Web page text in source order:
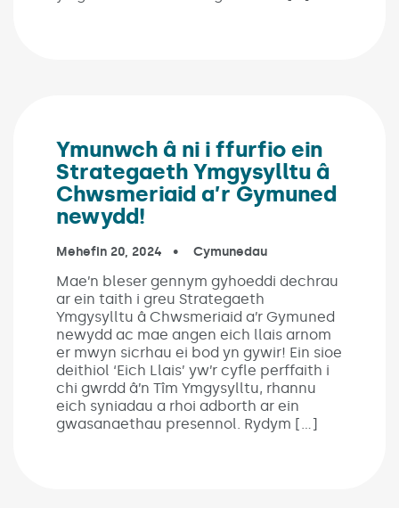
Ymunwch â ni i ffurfio ein
Strategaeth Ymgysylltu â
Chwsmeriaid a’r Gymuned
newydd!
Published on:
Mehefin 20, 2024 In the categories:
Cymunedau
Mae’n bleser gennym gyhoeddi dechrau
ar ein taith i greu Strategaeth
Ymgysylltu â Chwsmeriaid a’r Gymuned
newydd ac mae angen eich llais arnom
er mwyn sicrhau ei bod yn gywir! Ein sioe
deithiol ‘Eich Llais’ yw’r cyfle perffaith i
chi gwrdd â’n Tîm Ymgysylltu, rhannu
eich syniadau a rhoi adborth ar ein
gwasanaethau presennol. Rydym […]